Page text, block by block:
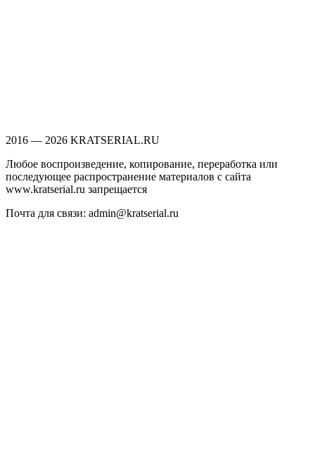
2016 — 2026 KRATSERIAL.RU
Любое воспроизведение, копирование, переработка или
последующее распространение материалов с сайта
www.kratserial.ru запрещается
Почта для связи: admin@kratserial.ru